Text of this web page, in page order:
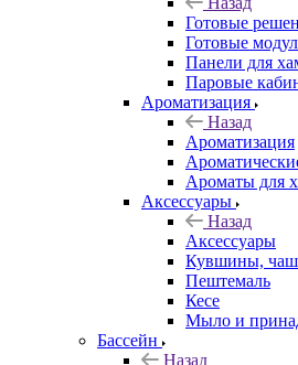
Готовые
Готовые
Панели для
Паровые
Ароматизация
Назад
Ароматизация
Ароматы для
Аксессуары
Назад
Аксессуары
Кувшины,
Пештемаль
Кесе
Мыло и
Бассейн
Назад